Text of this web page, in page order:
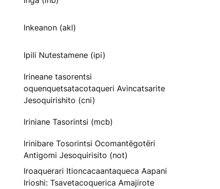
Inkeanon (akl)
Ipili Nutestamene (ipi)
Irineane tasorentsi
oquenquetsatacotaqueri Avincatsarite
Jesoquirishito (cni)
Iriniane Tasorintsi (mcb)
Irinibare Tosorintsi Ocomantëgotëri
Antigomi Jesoquirisito (not)
Iroaquerari Itioncacaantaqueca Aapani
Irioshi: Tsavetacoquerica Amajirote